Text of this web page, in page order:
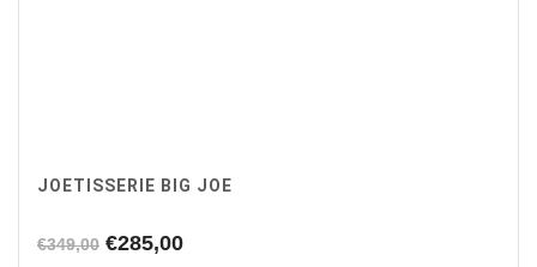
JOETISSERIE BIG JOE
€349,00 Oorspronkelijke
€285,00Huidige